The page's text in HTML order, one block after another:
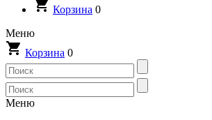
Корзина 0
Меню
Корзина 0
Меню